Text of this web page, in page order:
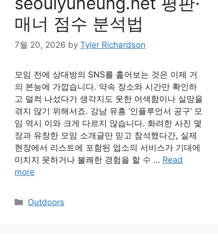
매너 점수 분석법
7월 20, 2026 by Tyler Richardson
모임 전에 상대방의 SNS를 훑어보는 것은 이제 거
의 본능에 가깝습니다. 약속 장소와 시간만 확인하
고 덜컥 나섰다가 생각지도 못한 어색함이나 실망을
겪지 않기 위해서죠. 강남 유흥 ‘인플루언서 공구’ 모
임 역시 이와 크게 다르지 않습니다. 화려한 사진 몇
장과 유창한 모임 소개글만 믿고 참석했다간, 실제
현장에서 리스트에 포함된 업소의 서비스가 기대에
미치지 못하거나 불쾌한 경험을 할 수 … Read
more
Categories
Outdoors